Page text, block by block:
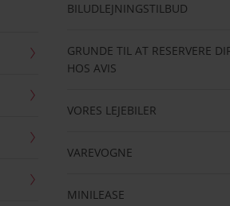
BILUDLEJNINGSTILBUD
GRUNDE TIL AT RESERVERE
HOS AVIS
VORES LEJEBILER
VAREVOGNE
MINILEASE